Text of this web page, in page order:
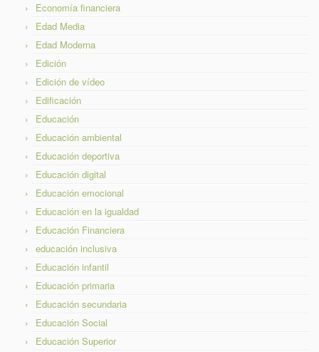
Economía financiera
Edad Media
Edad Moderna
Edición
Edición de vídeo
Edificación
Educación
Educación ambiental
Educación deportiva
Educación digital
Educación emocional
Educación en la igualdad
Educación Financiera
educación inclusiva
Educación infantil
Educación primaria
Educación secundaria
Educación Social
Educación Superior